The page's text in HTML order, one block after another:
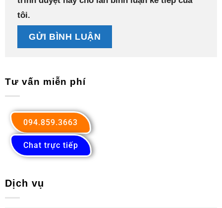
tôi.
Tư vấn miễn phí
094.859.3663
Chat trực tiếp
Dịch vụ